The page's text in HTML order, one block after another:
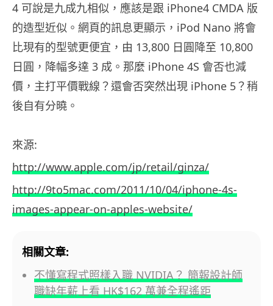
4 可說是九成九相似，應該是跟 iPhone4 CMDA 版
的造型近似。網頁的訊息更顯示，iPod Nano 將會
比現有的型號更便宜，由 13,800 日圓降至 10,800
日圓，降幅多達 3 成。那麼 iPhone 4S 會否也減
價，主打平價戰線？還會否突然出現 iPhone 5？稍
後自有分曉。
來源:
http://www.apple.com/jp/retail/ginza/
http://9to5mac.com/2011/10/04/iphone-4s-
images-appear-on-apples-website/
相關文章:
不懂寫程式照樣入職 NVIDIA？ 簡報設計師
職缺年薪上看 HK$162 萬兼全程遙距